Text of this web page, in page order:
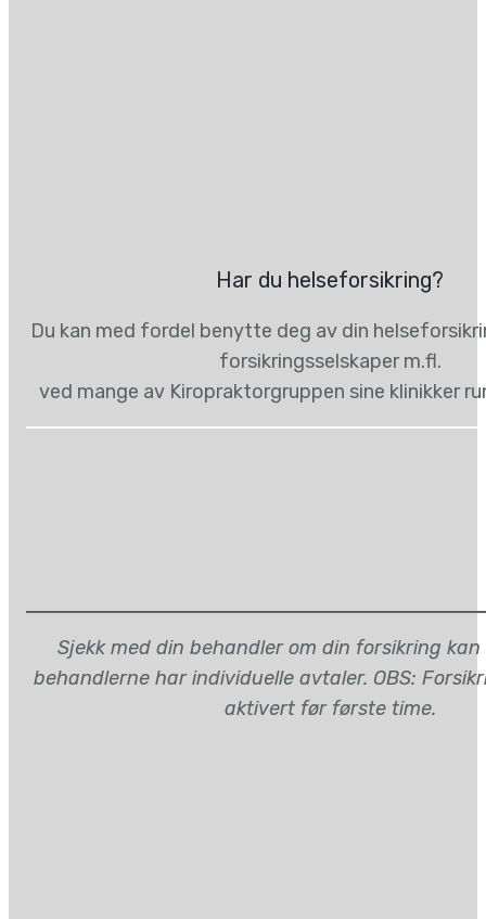
Har du helseforsikring?
Du kan med fordel benytte deg av din
forsikringsselskaper m.fl.
ved mange av Kiropraktorgruppen sine klinikker
Sjekk med din behandler om din forsikring
behandlerne har individuelle avtaler. OBS:
aktivert før første time.